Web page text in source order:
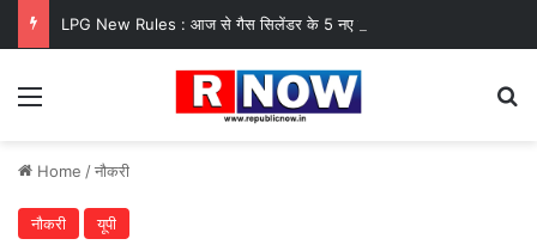
Menu
Home /नौकरी
नौकरी यूपी